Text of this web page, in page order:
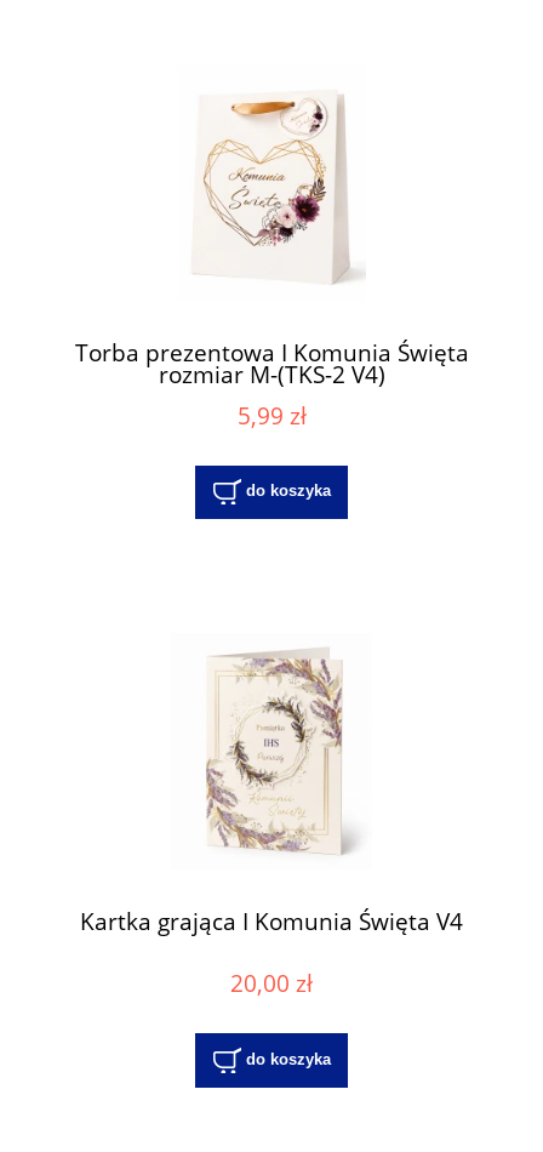
Torba prezentowa I Komunia Święta
rozmiar M-(TKS-2 V4)
5,99 zł
do koszyka
Kartka grająca I Komunia Święta V4
20,00 zł
do koszyka